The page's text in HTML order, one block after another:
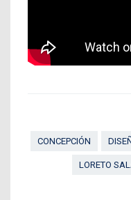
CONCEPCIÓN
LORETO